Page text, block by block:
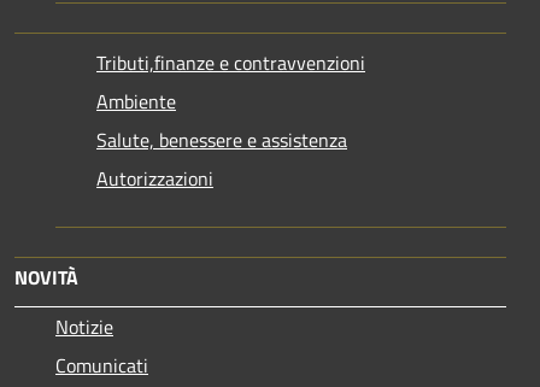
Tributi,finanze e contravvenzioni
Ambiente
Salute, benessere e assistenza
Autorizzazioni
NOVITÀ
Notizie
Comunicati